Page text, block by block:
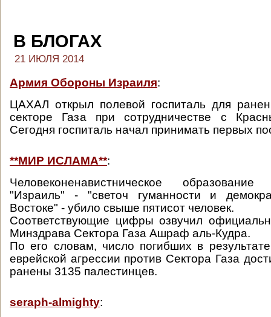
В БЛОГАХ
21 ИЮЛЯ 2014
Армия Обороны Израиля:
ЦАХАЛ открыл полевой госпиталь для
секторе Газа при сотрудничестве с
Сегодня госпиталь начал принимать первых
**МИР ИСЛАМА**:
Человеконенавистническое
"Израиль" - "светоч гуманности и
Востоке" - убило свыше пятисот человек.
Соответствующие цифры озвучил
Минздрава Сектора Газа Ашраф аль-Кудра.
По его словам, число погибших в
еврейской агрессии против Сектора Газа
ранены 3135 палестинцев.
seraph-almighty: